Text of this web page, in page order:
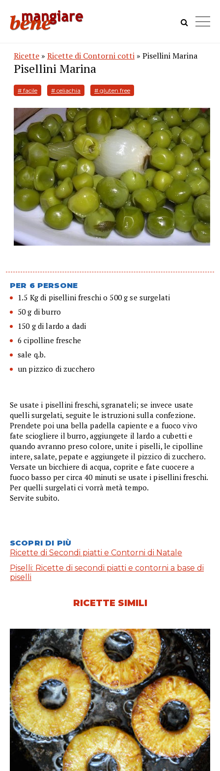
Ricette » Ricette di Contorni cotti » Pisellini Marina
Pisellini Marina
# facile # celiachia # gluten free
PER 6 PERSONE
1.5 Kg di pisellini freschi o 500 g se surgelati
50 g di burro
150 g di lardo a dadi
6 cipolline fresche
sale q.b.
un pizzico di zucchero
Se usate i pisellini freschi, sgranateli; se invece usate
quelli surgelati, seguite le istruzioni sulla confezione.
Prendete poi una bella padella capiente e a fuoco vivo
fate sciogliere il burro, aggiungete il lardo a cubetti e
quando avranno preso colore, unite i piselli, le cipolline
intere, salate, pepate e aggiungete il pizzico di zucchero.
Versate un bicchiere di acqua, coprite e fate cuocere a
fuoco basso per circa 40 minuti se usate i pisellini freschi.
Per quelli surgelati ci vorrà metà tempo.
Servite subito.
SCOPRI DI PIÙ
Ricette di Secondi piatti e Contorni di Natale
Piselli: Ricette di secondi piatti e contorni a base di
piselli
RICETTE SIMILI